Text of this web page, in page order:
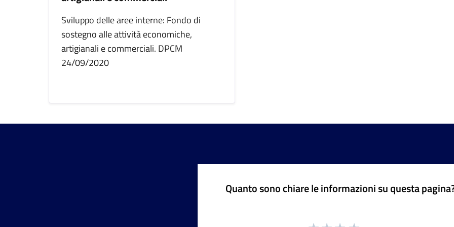
Sviluppo delle aree interne: Fondo di
sostegno alle attività economiche,
artigianali e commerciali. DPCM
24/09/2020
Quanto sono chiare le informazioni su questa